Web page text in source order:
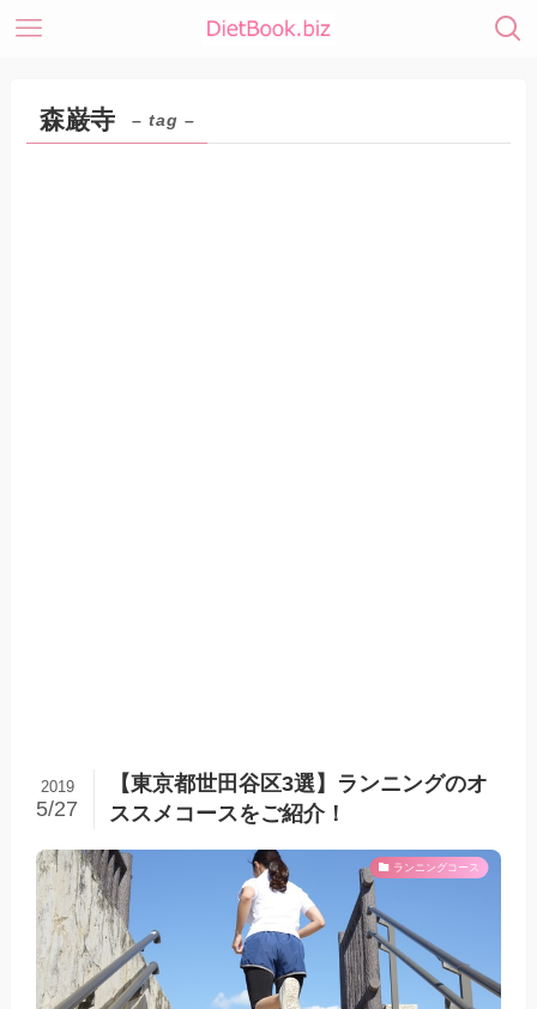
森巌寺 – tag –
【東京都世田谷区3選】ランニングのオ
ススメコースをご紹介！
2019
5/27
ランニングコース